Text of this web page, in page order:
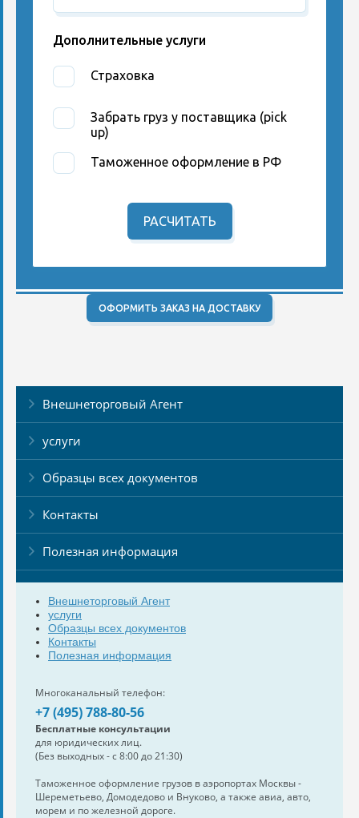
Дополнительные услуги
Страховка
Забрать груз у поставщика (pick
up)
Таможенное оформление в РФ
РАСЧИТАТЬ
ОФОРМИТЬ ЗАКАЗ НА ДОСТАВКУ
Внешнеторговый Агент
услуги
Образцы всех документов
Контакты
Полезная информация
Внешнеторговый Агент
услуги
Образцы всех документов
Контакты
Полезная информация
Многоканальный телефон:
+7 (495) 788-80-56
Бесплатные консультации
для юридических лиц.
(Без выходных - с 8:00 до 21:30)
Таможенное оформление грузов в аэропортах Москвы -
Шереметьево, Домодедово и Внуково, а также авиа, авто,
морем и по железной дороге.